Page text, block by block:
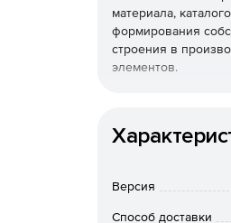
материала,
формирования
строения в
элементов.
инженерной
Параллельная
Версия
Способ доставки